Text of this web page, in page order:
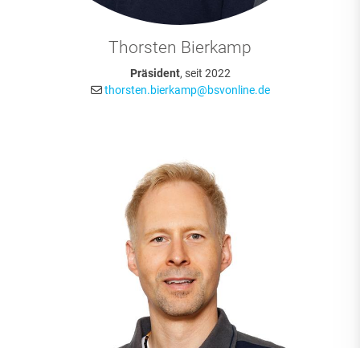
Thorsten Bierkamp
Präsident, seit 2022
thorsten.bierkamp@bsvonline.de